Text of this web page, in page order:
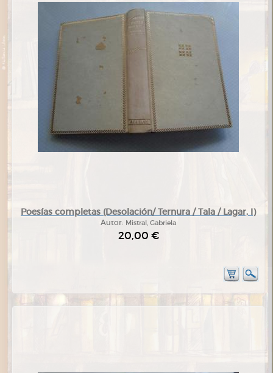
Poesías completas (Desolación/ Ternura / Tala / Lagar, I)
Autor: Mistral, Gabriela
20,00 €